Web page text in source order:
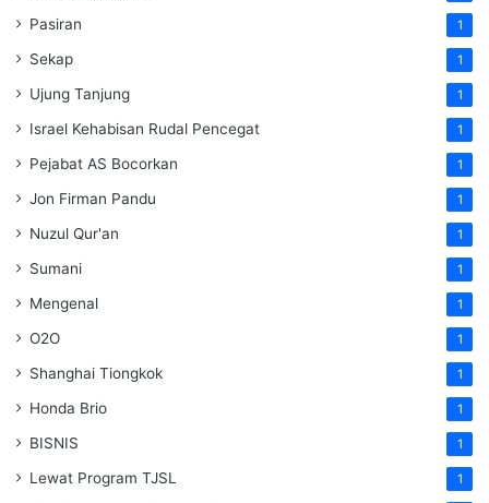
Pasiran 1
Sekap 1
Ujung Tanjung 1
Israel Kehabisan Rudal Pencegat 1
Pejabat AS Bocorkan 1
Jon Firman Pandu 1
Nuzul Qur'an 1
Sumani 1
Mengenal 1
O2O 1
Shanghai Tiongkok 1
Honda Brio 1
BISNIS 1
Lewat Program TJSL 1